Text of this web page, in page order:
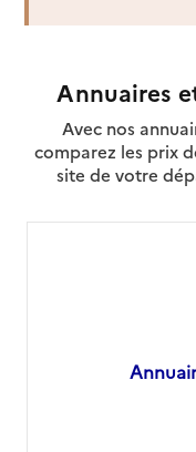
Annuaires
Avec nos
comparez les prix
site de votre